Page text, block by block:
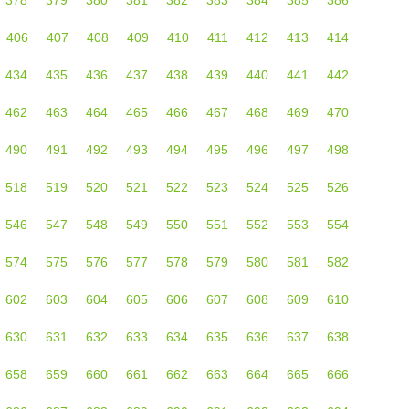
406 407 408 409 410 411 412 413 414
434 435 436 437 438 439 440 441 442
462 463 464 465 466 467 468 469 470
490 491 492 493 494 495 496 497 498
518 519 520 521 522 523 524 525 526
546 547 548 549 550 551 552 553 554
574 575 576 577 578 579 580 581 582
602 603 604 605 606 607 608 609 610
630 631 632 633 634 635 636 637 638
658 659 660 661 662 663 664 665 666